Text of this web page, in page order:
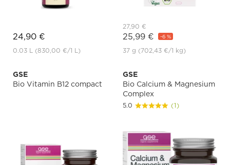
24,90 €
0.03 L (830,00 €/1 L)
27,90 €
25,99 € -6 %
37 g (702,43 €/1 kg)
GSE
Bio Vitamin B12 compact
GSE
Bio Calcium & Magnesium
Complex
5.0 (1)